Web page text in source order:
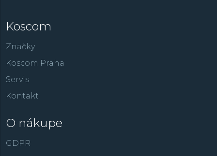
Koscom
Značky
Koscom Praha
Servis
Kontakt
O nákupe
GDPR